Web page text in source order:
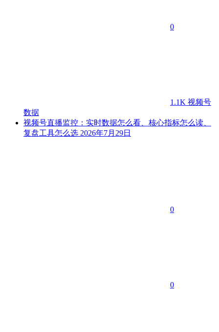
0
1.1K 视频号
数据
视频号直播监控：实时数据怎么看、核心指标怎么读、
复盘工具怎么选 2026年7月29日
0
0